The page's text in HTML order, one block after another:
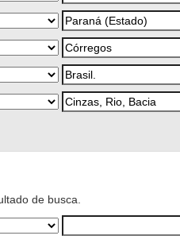
de busca.